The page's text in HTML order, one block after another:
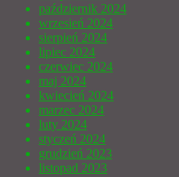
październik 2024
wrzesień 2024
sierpień 2024
lipiec 2024
czerwiec 2024
maj 2024
kwiecień 2024
marzec 2024
luty 2024
styczeń 2024
grudzień 2023
listopad 2023